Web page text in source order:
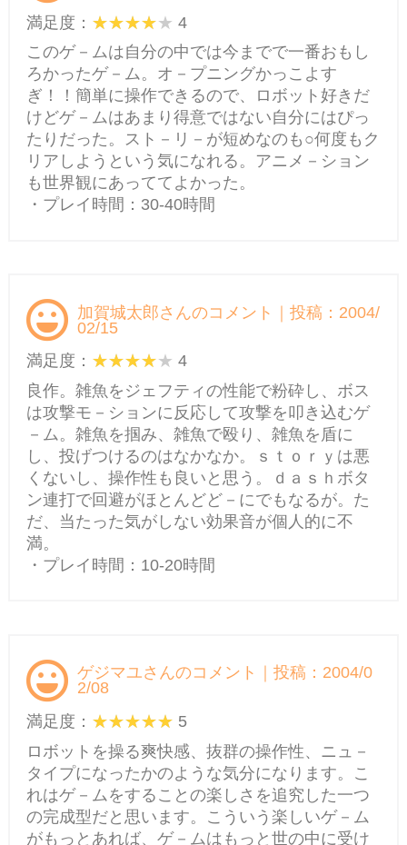
満足度：
4
このゲ－ムは自分の中では今までで一番おもし
ろかったゲ－ム。オ－プニングかっこよす
ぎ！！簡単に操作できるので、ロボット好きだ
けどゲ－ムはあまり得意ではない自分にはぴっ
たりだった。スト－リ－が短めなのも○何度もク
リアしようという気になれる。アニメ－ション
も世界観にあっててよかった。
・プレイ時間：30-40時間
加賀城太郎さんのコメント｜投稿：2004/
02/15
満足度：
4
良作。雑魚をジェフティの性能で粉砕し、ボス
は攻撃モ－ションに反応して攻撃を叩き込むゲ
－ム。雑魚を掴み、雑魚で殴り、雑魚を盾に
し、投げつけるのはなかなか。ｓｔｏｒｙは悪
くないし、操作性も良いと思う。ｄａｓｈボタ
ン連打で回避がほとんどど－にでもなるが。た
だ、当たった気がしない効果音が個人的に不
満。
・プレイ時間：10-20時間
ゲジマユさんのコメント｜投稿：2004/0
2/08
満足度：
5
ロボットを操る爽快感、抜群の操作性、ニュ－
タイプになったかのような気分になります。こ
れはゲ－ムをすることの楽しさを追究した一つ
の完成型だと思います。こういう楽しいゲ－ム
がもっとあれば、ゲ－ムはもっと世の中に受け